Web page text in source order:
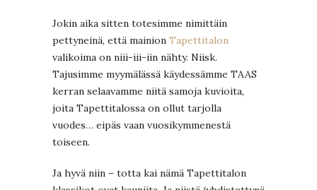
Jokin aika sitten totesimme nimittäin
pettyneinä, että mainion Tapettitalon
valikoima on niii-iii-iin nähty. Niisk.
Tajusimme myymälässä käydessämme TAAS
kerran selaavamme niitä samoja kuvioita,
joita Tapettitalossa on ollut tarjolla
vuodes… eipäs vaan vuosikymmenestä
toiseen.
Ja hyvä niin – totta kai nämä Tapettitalon